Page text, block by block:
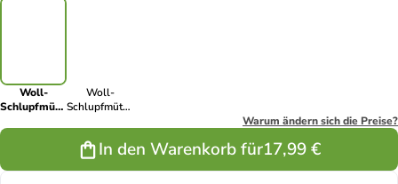
Woll-
Schlupfmütze
Woll-
Schlupfmütze
Warum ändern sich die Preise?
In den Warenkorb für17,99 €